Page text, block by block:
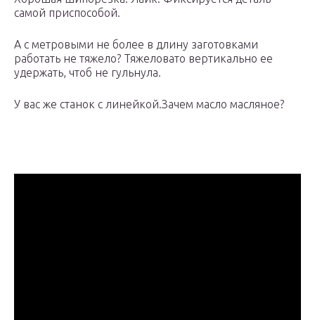
самой приспособой.
А с метровыми не более в длину заготовками
работать не тяжело? Тяжеловато вертикально ее
удержать, чтоб не гульнула.
У вас же станок с линейкой.Зачем масло масляное?